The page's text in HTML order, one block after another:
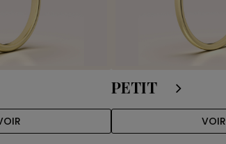
PETIT
VOIR